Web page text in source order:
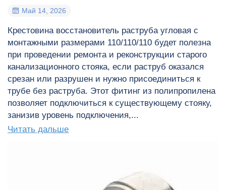
Май 14, 2026
Крестовина восстановитель раструба угловая с
монтажными размерами 110/110/110 будет полезна
при проведении ремонта и реконструкции старого
канализационного стояка, если раструб оказался
срезан или разрушен и нужно присоединиться к
трубе без раструба. Этот фитинг из полипропилена
позволяет подключиться к существующему стояку,
занизив уровень подключения,...
Читать дальше